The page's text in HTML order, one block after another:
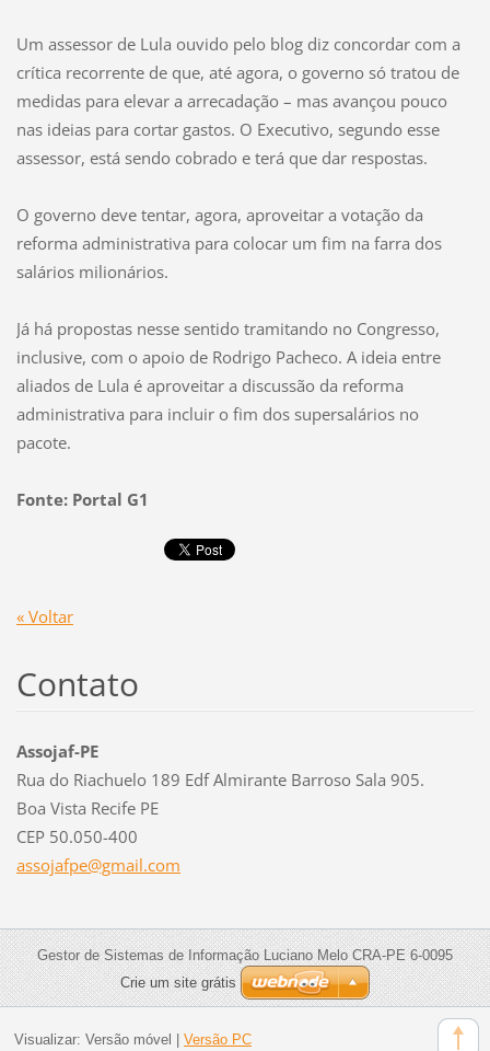
Um assessor de Lula ouvido pelo blog diz concordar com a
crítica recorrente de que, até agora, o governo só tratou de
medidas para elevar a arrecadação – mas avançou pouco
nas ideias para cortar gastos. O Executivo, segundo esse
assessor, está sendo cobrado e terá que dar respostas.
O governo deve tentar, agora, aproveitar a votação da
reforma administrativa para colocar um fim na farra dos
salários milionários.
Já há propostas nesse sentido tramitando no Congresso,
inclusive, com o apoio de Rodrigo Pacheco. A ideia entre
aliados de Lula é aproveitar a discussão da reforma
administrativa para incluir o fim dos supersalários no
pacote.
Fonte: Portal G1
« Voltar
Contato
Assojaf-PE
Rua do Riachuelo 189 Edf Almirante Barroso Sala 905.
Boa Vista Recife PE
CEP 50.050-400
assojafpe@gmail.com
Gestor de Sistemas de Informação Luciano Melo CRA-PE 6-0095
Crie um site grátis
Visualizar: Versão móvel Versão PC